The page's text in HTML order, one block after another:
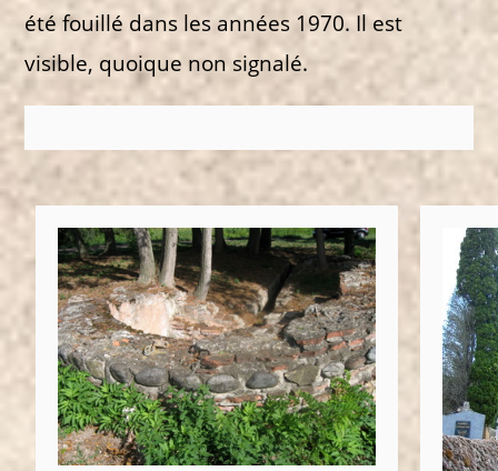
été fouillé dans les années 1970. Il est
visible, quoique non signalé.